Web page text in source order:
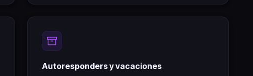
Autoresponders y vacaciones